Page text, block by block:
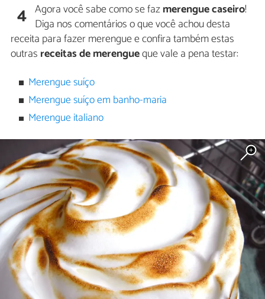
4 Agora você sabe como se fazmerengue caseiro!
Diga nos comentários o que você achou desta
receita para fazer merengue e confira também estas
outras receitas de merengueque vale a pena testar:
Merengue suíço
Merengue suíço em banho-maria
Merengue italiano